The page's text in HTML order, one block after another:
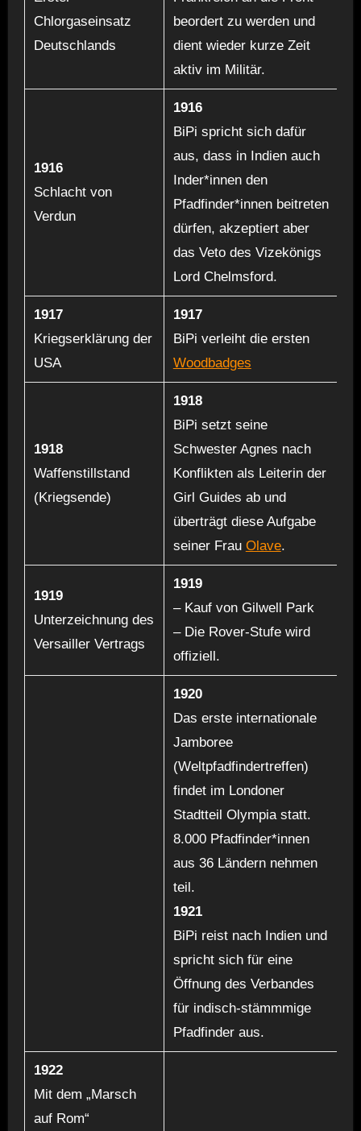
Chlorgaseinsatz
Deutschlands
beordert zu werden und
dient wieder kurze Zeit
aktiv im Militär.
1916
Schlacht von
Verdun
1916
BiPi spricht sich dafür
aus, dass in Indien auch
Inder*innen den
Pfadfinder*innen beitreten
dürfen, akzeptiert aber
das Veto des Vizekönigs
Lord Chelmsford.
1917
Kriegserklärung der
USA
1917
BiPi verleiht die ersten
Woodbadges
1918
Waffenstillstand
(Kriegsende)
1918
BiPi setzt seine
Schwester Agnes nach
Konflikten als Leiterin der
Girl Guides ab und
überträgt diese Aufgabe
seiner Frau Olave.
1919
Unterzeichnung des
Versailler Vertrags
1919
– Kauf von Gilwell Park
– Die Rover-Stufe wird
offiziell.
1920
Das erste internationale
Jamboree
(Weltpfadfindertreffen)
findet im Londoner
Stadtteil Olympia statt.
8.000 Pfadfinder*innen
aus 36 Ländern nehmen
teil.
1921
BiPi reist nach Indien und
spricht sich für eine
Öffnung des Verbandes
für indisch-stämmmige
Pfadfinder aus.
1922
Mit dem „Marsch
auf Rom“